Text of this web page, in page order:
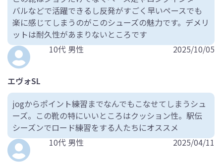
バルなどで活躍できるし反発がすごく早いペースでも
楽に感じてしまうのがこのシューズの魅力です。デメリ
ットは耐久性があまりないところです
10代 男性
2025/10/05
エヴォSL
jogからポイント練習までなんでもこなせてしまうシュ
ーズ。この靴の特にいいところはクッション性。駅伝
シーズンでロード練習をする人たちにオススメ
10代 男性
2025/04/11